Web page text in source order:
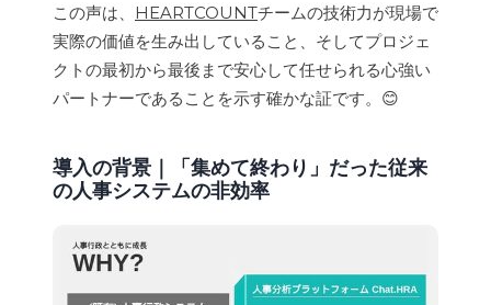
この声は、 HEARTCOUNTチームの技術力が現場で
実際の価値を生み出していること、そしてプロジェ
クトの最初から最後まで安心して任せられる心強い
パートナーであることを示す確かな証です。😊
導入の背景｜
「集めて終わり」だった従来
の人事システムの非効率